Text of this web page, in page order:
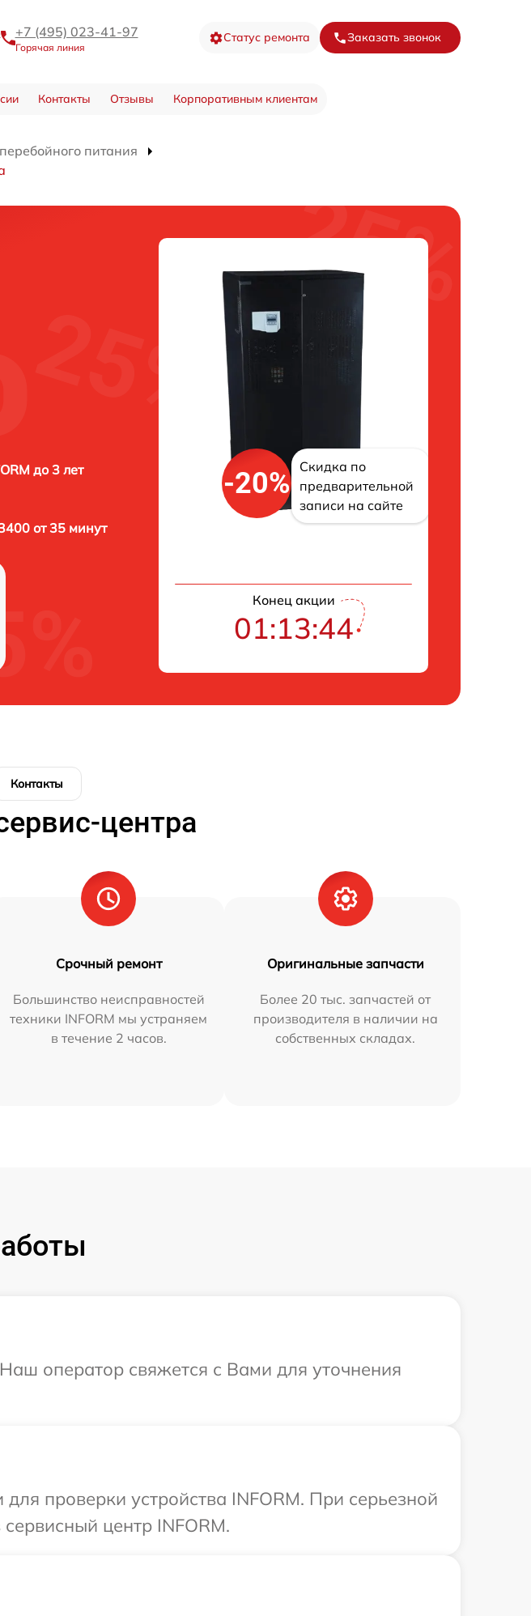
+7 (495) 023-41-97
Горячая линия
Статус ремонта Заказать звонок
Контакты Отзывы Корпоративным клиентам
питания
до 3 лет
от 35 минут
-20%
Скидка по
предварительной
записи на сайте
Конец акции
01:13:43
Контакты
центра
Срочный ремонт
Большинство неисправностей
техники INFORM мы устраняем
в течение 2 часов.
Оригинальные запчасти
Более 20 тыс. запчастей от
производителя в наличии на
собственных складах.
оператор свяжется с Вами для уточнения
проверки устройства INFORM. При серьезной
центр INFORM.